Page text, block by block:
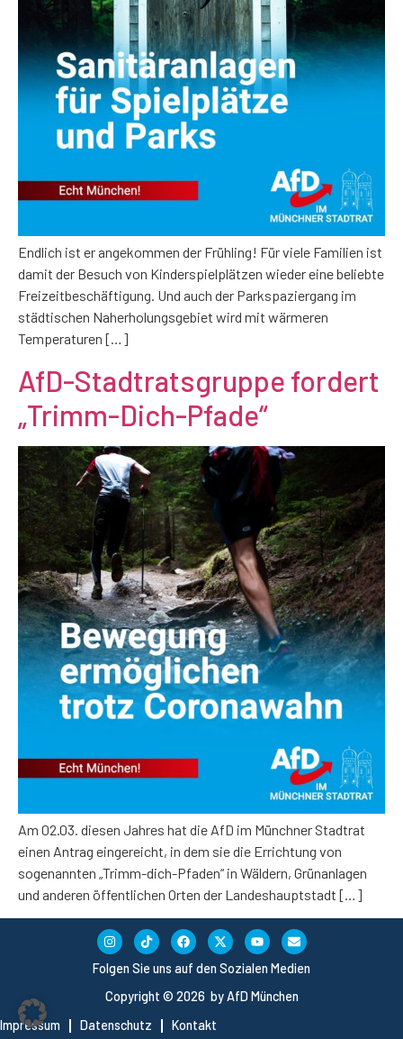
Endlich ist er angekommen der Frühling! Für viele Familien ist
damit der Besuch von Kinderspielplätzen wieder eine beliebte
Freizeitbeschäftigung. Und auch der Parkspaziergang im
städtischen Naherholungsgebiet wird mit wärmeren
Temperaturen […]
AfD-Stadtratsgruppe fordert
„Trimm-Dich-Pfade“
Am 02.03. diesen Jahres hat die AfD im Münchner Stadtrat
einen Antrag eingereicht, in dem sie die Errichtung von
sogenannten „Trimm-dich-Pfaden“ in Wäldern, Grünanlagen
und anderen öffentlichen Orten der Landeshauptstadt […]
Copyright © 2026 by AfD München
Impressum
Datenschutz Kontakt
Folgen Sie uns auf den Sozialen Medien